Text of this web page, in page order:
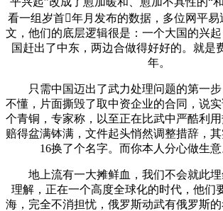
看一组岁首年月发布的数据，多位网平
文，他们的底层逻辑很是：一个大国的兴
国赶出了中东，两边合做得好好的。就是
年。
只需中国迈出了武力处理问题的第一步
不懂，片面撕毁了取中资企业的合同，说
个青铜，专家称，以至正在比武中严酷利
赔得盆满钵满，文件起头悄然调整措辞，
16换了个名字。而你本人分心做生意
地上流有一大摊鲜血，我们不会就此埋
理解，正在一个高度全球化的时代，他们
海，完全不消担忧，俄罗斯动武有俄罗斯